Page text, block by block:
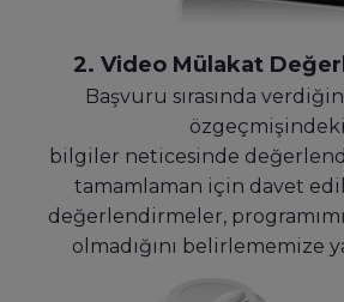
2. Video Mülakat
Başvuru sırasında
özgeçmişindeki
bilgiler neticesinde
tamamlaman için davet
değerlendirmeler,
olmadığını belirlememize